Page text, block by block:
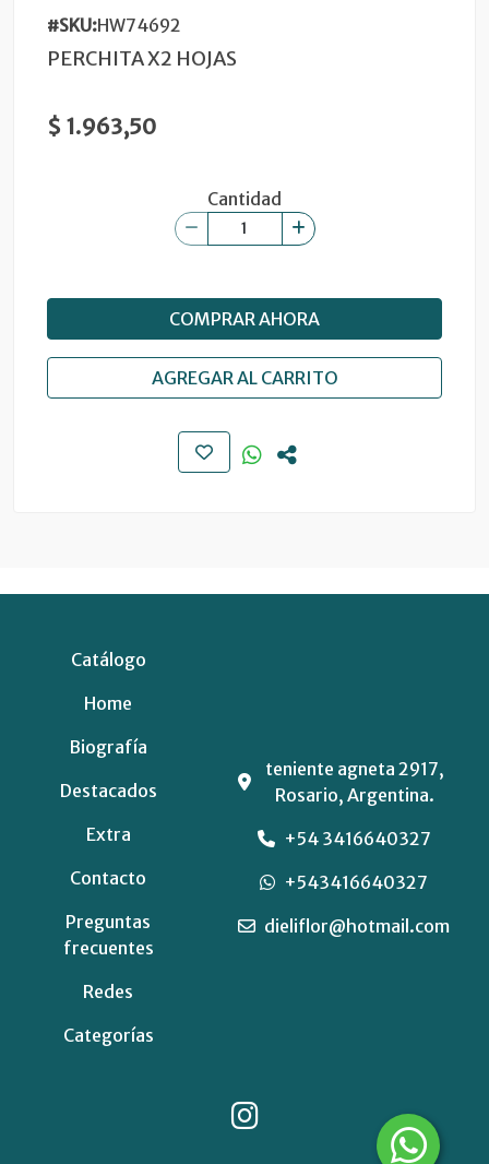
#SKU:HW74692
PERCHITA X2 HOJAS
$ 1.963,50
Cantidad
COMPRAR AHORA
AGREGAR AL CARRITO
Catálogo
Home
Biografía
Destacados
Extra
Contacto
Preguntas
frecuentes
Redes
Categorías
teniente agneta 2917,
Rosario, Argentina.
+54 3416640327
+543416640327
dieliflor@hotmail.com